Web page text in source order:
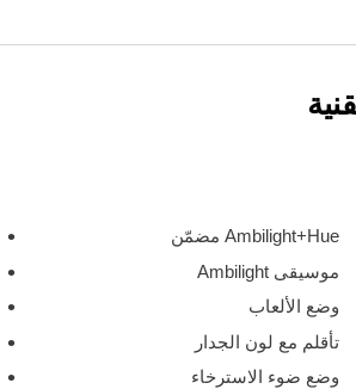
Ambilight+Hue مضمّن
موسيقى Ambilight
وضع الألعاب
تأقلم مع لون الجدار
وضع ضوء الاسترخاء